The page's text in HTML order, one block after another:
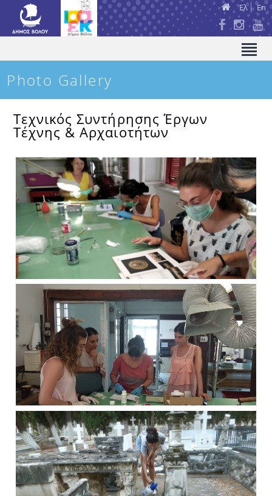
Ελ En
Photo Gallery
Τεχνικός Συντήρησης Έργων
Τέχνης & Αρχαιοτήτων